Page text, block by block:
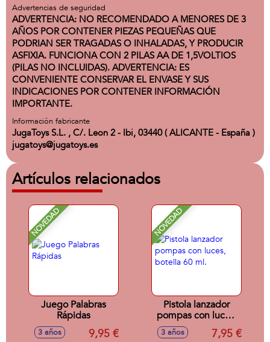
Advertencias de seguridad
ADVERTENCIA: NO RECOMENDADO A MENORES DE 3
AÑOS POR CONTENER PIEZAS PEQUEÑAS QUE
PODRIAN SER TRAGADAS O INHALADAS, Y PRODUCIR
ASFIXIA. FUNCIONA CON 2 PILAS AA DE 1,5VOLTIOS
(PILAS NO INCLUIDAS). ADVERTENCIA: ES
CONVENIENTE CONSERVAR EL ENVASE Y SUS
INDICACIONES POR CONTENER INFORMACIÓN
IMPORTANTE.
Información fabricante
JugaToys S.L. , C/. Leon 2 - Ibi, 03440 ( ALICANTE - España )
jugatoys@jugatoys.es
Artículos relacionados
NOVEDAD
Juego Palabras
Rápidas
3 años 9,95 €
NOVEDAD
Pistola lanzador
pompas con luces,
botella 60 ml.
3 años 7,95 €